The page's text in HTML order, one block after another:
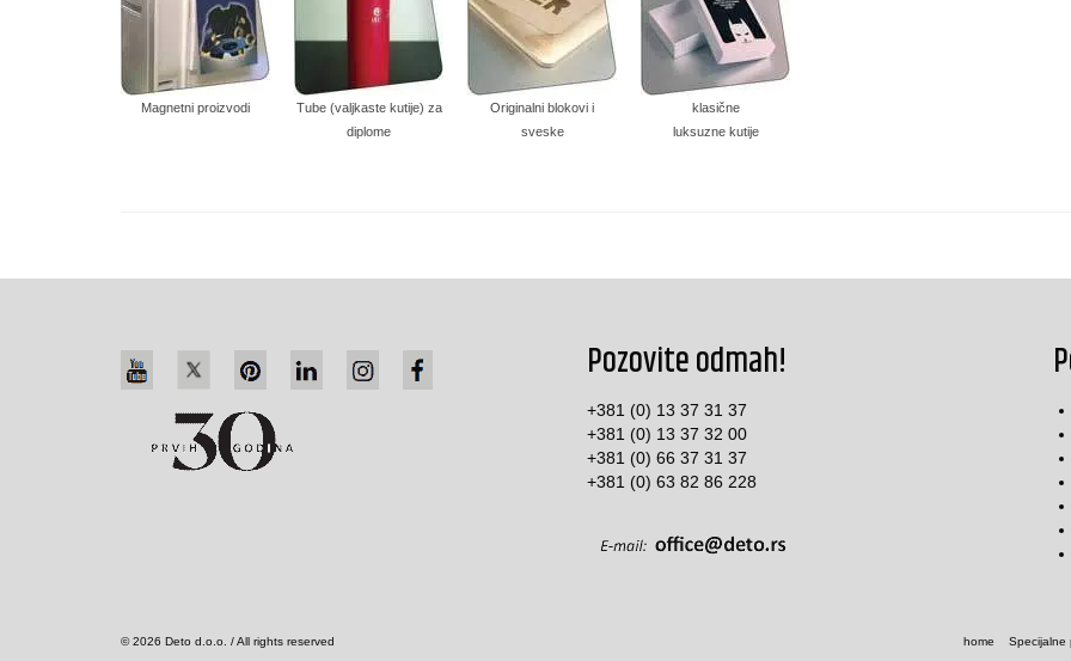
Magnetni proizvodi
Tube (valjkaste kutije) za
diplome
Originalni blokovi i
sveske
klasične
luksuzne kutije
Pozovite odmah!
+381 (0) 13 37 31 37
+381 (0) 13 37 32 00
+381 (0) 66 37 31 37
+381 (0) 63 82 86 228
home Specijalne
© 2026 Deto d.o.o. / All rights reserved